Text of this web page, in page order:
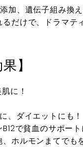
、遺伝子組み換
だけで、ドラマテ
】
に！
、ダイエットにも！
で貧血のサポート
ホルモンまてでも